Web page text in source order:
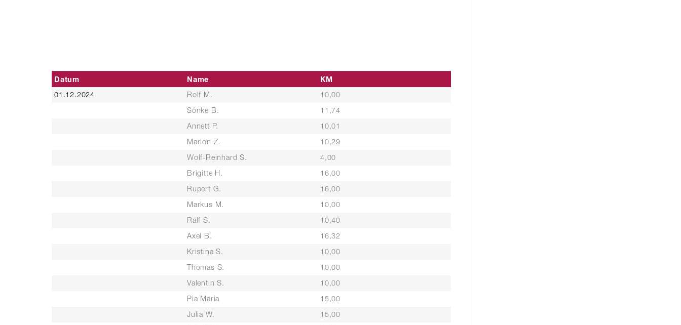
Datum Name KM
01.12.2024 Rolf M.
10,00
Sönke B.
11,74
Annett P.
10,01
Marion Z.
10,29
Wolf-Reinhard S.
4,00
Brigitte H.
16,00
Rupert G.
16,00
Markus M.
10,00
Ralf S.
10,40
Axel B.
16,32
Kristina S.
10,00
Thomas S.
10,00
Valentin S.
10,00
Pia Maria
15,00
Julia W.
15,00